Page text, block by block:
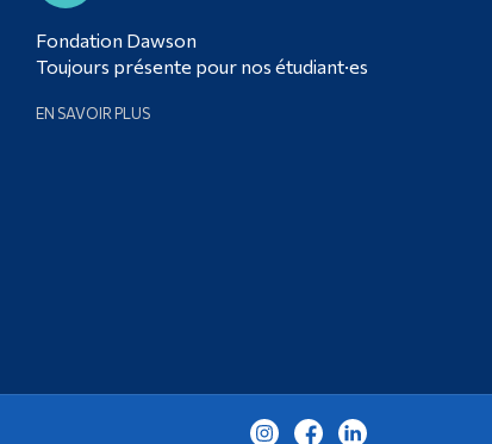
Fondation Dawson
Toujours présente pour nos étudiant·es
EN SAVOIR PLUS